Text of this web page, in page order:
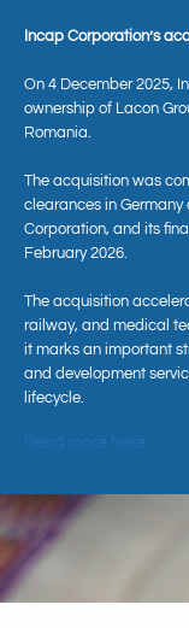
Incap Corporation’s
On 4 December 2025,
ownership of Lacon
Romania.
The acquisition was
clearances in
Corporation, and its
February 2026.
The acquisition
railway, and medical
it marks an important
and development
lifecycle.